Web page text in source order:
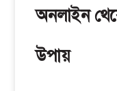
অনলাইন
উপায়